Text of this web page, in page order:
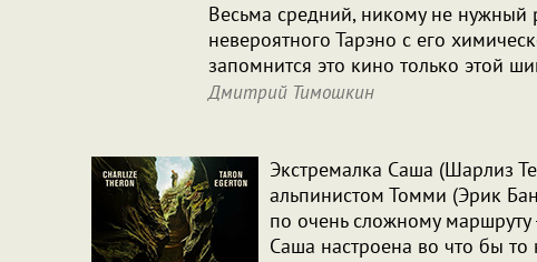
Весьма средний, никому не
невероятного Тарэно с его
запомнится это кино только этой
Дмитрий Тимошкин
Экстремалка Саша (Шарлиз
альпинистом Томми (Эрик
по очень сложному
Саша настроена во что бы